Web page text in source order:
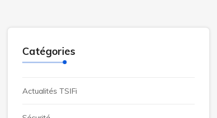
Catégories
Actualités TSIFi